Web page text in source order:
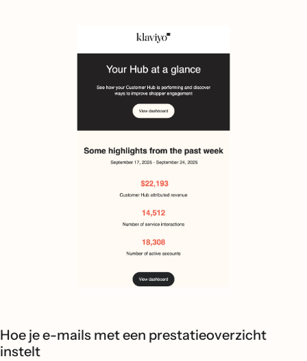
Hoe je e-mails met een prestatieoverzicht
instelt